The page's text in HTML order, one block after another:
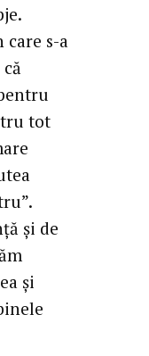
s-a
tot
și de
și